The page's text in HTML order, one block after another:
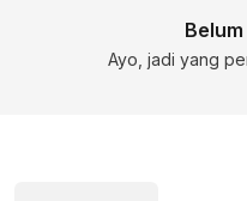
Ayo, jadi yang